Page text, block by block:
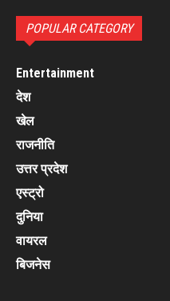
POPULAR CATEGORY
Entertainment
देश
खेल
राजनीति
उत्तर प्रदेश
एस्ट्रो
दुनिया
वायरल
बिजनेस